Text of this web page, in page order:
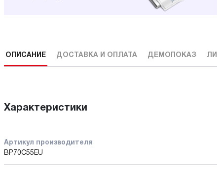
ОПИСАНИЕ ДОСТАВКА И ОПЛАТА ДЕМОПОКАЗ
Характеристики
Артикул производителя
BP70C55EU